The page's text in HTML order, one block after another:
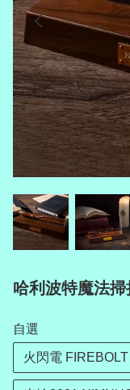
哈利波特魔法掃
自選
火閃電 FIREBOLT